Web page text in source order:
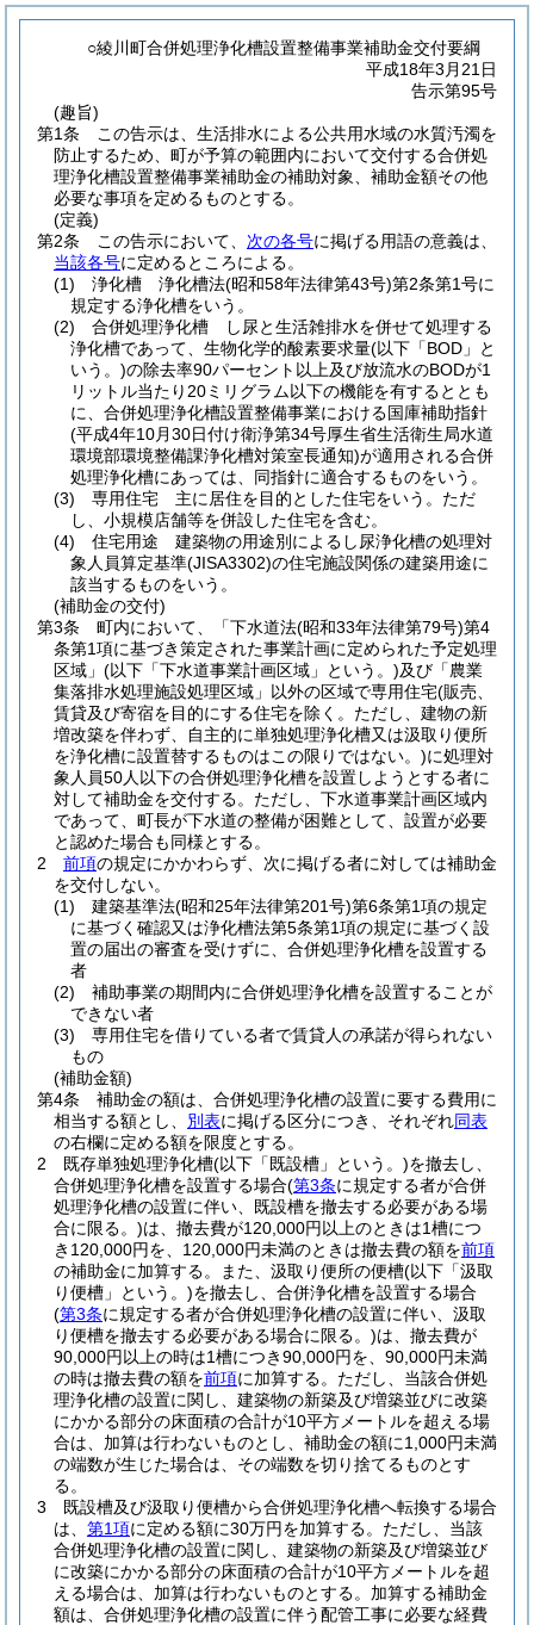
○綾川町合併処理浄化槽設置整備事業補助金交付要綱
平成18年3月21日
告示第95号
(趣旨)
第1条
この告示は、生活排水による公共用水域の水質汚濁を
防止するため、町が予算の範囲内において交付する合併処
理浄化槽設置整備事業補助金の補助対象、補助金額その他
必要な事項を定めるものとする。
(定義)
第2条
この告示において、 次の各号に掲げる用語の意義は、
当該各号に定めるところによる。
(1)
浄化槽 浄化槽法(昭和58年法律第43号)第2条第1号に
規定する浄化槽をいう。
(2)
合併処理浄化槽 し尿と生活雑排水を併せて処理する
浄化槽であって、生物化学的酸素要求量(以下「BOD」と
いう。)の除去率90パーセント以上及び放流水のBODが1
リットル当たり20ミリグラム以下の機能を有するととも
に、合併処理浄化槽設置整備事業における国庫補助指針
(平成4年10月30日付け衛浄第34号厚生省生活衛生局水道
環境部環境整備課浄化槽対策室長通知)が適用される合併
処理浄化槽にあっては、同指針に適合するものをいう。
(3)
専用住宅 主に居住を目的とした住宅をいう。 ただ
し、小規模店舗等を併設した住宅を含む。
(4)
住宅用途 建築物の用途別によるし尿浄化槽の処理対
象人員算定基準(JISA3302)の住宅施設関係の建築用途に
該当するものをいう。
(補助金の交付)
第3条
町内において、「下水道法(昭和33年法律第79号)第4
条第1項に基づき策定された事業計画に定められた予定処理
区域」 (以下「下水道事業計画区域」という。)及び「農業
集落排水処理施設処理区域」以外の区域で専用住宅(販売、
賃貸及び寄宿を目的にする住宅を除く。ただし、建物の新
増改築を伴わず、自主的に単独処理浄化槽又は汲取り便所
を浄化槽に設置替するものはこの限りではない。)に処理対
象人員50人以下の合併処理浄化槽を設置しようとする者に
対して補助金を交付する。 ただし、下水道事業計画区域内
であって、町長が下水道の整備が困難として、設置が必要
と認めた場合も同様とする。
2
前項の規定にかかわらず、次に掲げる者に対しては補助金
を交付しない。
(1)
建築基準法(昭和25年法律第201号)第6条第1項の規定
に基づく確認又は浄化槽法第5条第1項の規定に基づく設
置の届出の審査を受けずに、合併処理浄化槽を設置する
者
(2)
補助事業の期間内に合併処理浄化槽を設置することが
できない者
(3)
専用住宅を借りている者で賃貸人の承諾が得られない
もの
(補助金額)
第4条
補助金の額は、合併処理浄化槽の設置に要する費用に
相当する額とし、 別表に掲げる区分につき、それぞれ同表
の右欄に定める額を限度とする。
2
既存単独処理浄化槽(以下「既設槽」という。)を撤去し、
合併処理浄化槽を設置する場合(第3条に規定する者が合併
処理浄化槽の設置に伴い、既設槽を撤去する必要がある場
合に限る。)は、撤去費が120,000円以上のときは1槽につ
き120,000円を、120,000円未満のときは撤去費の額を前項
の補助金に加算する。
また、汲取り便所の便槽(以下「汲取
り便槽」という。)を撤去し、合併浄化槽を設置する場合
(第3条に規定する者が合併処理浄化槽の設置に伴い、汲取
り便槽を撤去する必要がある場合に限る。)は、撤去費が
90,000円以上の時は1槽につき90,000円を、90,000円未満
の時は撤去費の額を前項に加算する。 ただし、当該合併処
理浄化槽の設置に関し、建築物の新築及び増築並びに改築
にかかる部分の床面積の合計が10平方メートルを超える場
合は、加算は行わないものとし、補助金の額に1,000円未満
の端数が生じた場合は、その端数を切り捨てるものとす
る。
3
既設槽及び汲取り便槽から合併処理浄化槽へ転換する場合
は、 第1項に定める額に30万円を加算する。 ただし、当該
合併処理浄化槽の設置に関し、建築物の新築及び増築並び
に改築にかかる部分の床面積の合計が10平方メートルを超
える場合は、加算は行わないものとする。 加算する補助金
額は、合併処理浄化槽の設置に伴う配管工事に必要な経費